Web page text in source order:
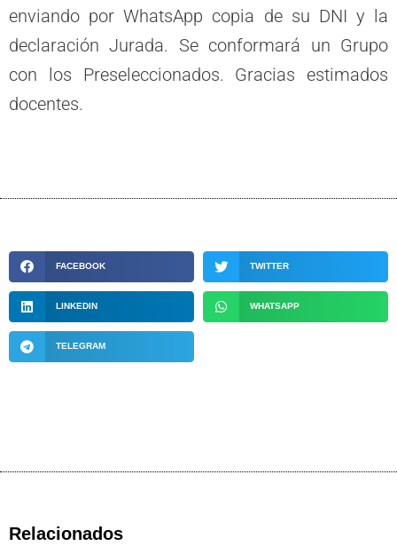
enviando por WhatsApp copia de su DNI y la
declaración Jurada. Se conformará un Grupo
con los Preseleccionados. Gracias estimados
docentes.
FACEBOOK TWITTER
LINKEDIN WHATSAPP
TELEGRAM
Relacionados